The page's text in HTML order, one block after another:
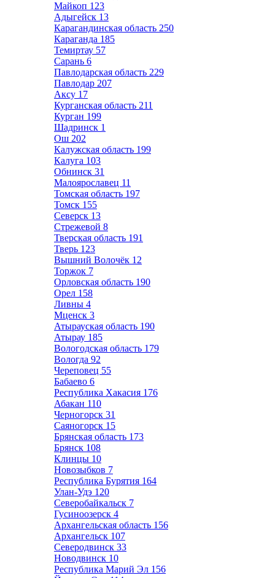
Майкоп 123
Адыгейск 13
Карагандинская область 250
Караганда 185
Темиртау 57
Сарань 6
Павлодарская область 229
Павлодар 207
Аксу 17
Курганская область 211
Курган 199
Шадринск 1
Ош 202
Калужская область 199
Калуга 103
Обнинск 31
Малоярославец 11
Томская область 197
Томск 155
Северск 13
Стрежевой 8
Тверская область 191
Тверь 123
Вышний Волочёк 12
Торжок 7
Орловская область 190
Орел 158
Ливны 4
Мценск 3
Атырауская область 190
Атырау 185
Вологодская область 179
Вологда 92
Череповец 55
Бабаево 6
Республика Хакасия 176
Абакан 110
Черногорск 31
Саяногорск 15
Брянская область 173
Брянск 108
Клинцы 10
Новозыбков 7
Республика Бурятия 164
Улан-Удэ 120
Северобайкальск 7
Гусиноозерск 4
Архангельская область 156
Архангельск 107
Северодвинск 33
Новодвинск 10
Республика Марий Эл 156